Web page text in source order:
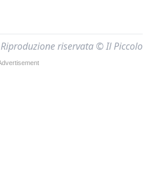
Riproduzione riservata © Il Piccolo